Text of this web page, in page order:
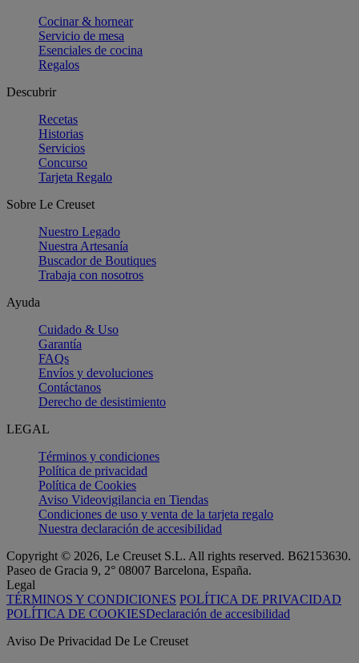
Cocinar & hornear
Servicio de mesa
Esenciales de cocina
Regalos
Descubrir
Recetas
Historias
Servicios
Concurso
Tarjeta Regalo
Sobre Le Creuset
Nuestro Legado
Nuestra Artesanía
Buscador de Boutiques
Trabaja con nosotros
Ayuda
Cuidado & Uso
Garantía
FAQs
Envíos y devoluciones
Contáctanos
Derecho de desistimiento
LEGAL
Términos y condiciones
Política de privacidad
Política de Cookies
Aviso Videovigilancia en Tiendas
Condiciones de uso y venta de la tarjeta regalo
Nuestra declaración de accesibilidad
Copyright © 2026, Le Creuset S.L. All rights reserved. B62153630.
Paseo de Gracia 9, 2° 08007 Barcelona, España.
Legal
TÉRMINOS Y CONDICIONES POLÍTICA DE PRIVACIDAD
POLÍTICA DE COOKIESDeclaración de accesibilidad
Aviso De Privacidad De Le Creuset